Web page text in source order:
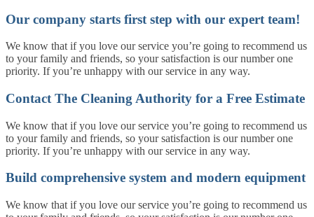
Our company starts first step with our expert team!
We know that if you love our service you’re going to recommend us
to your family and friends, so your satisfaction is our number one
priority. If you’re unhappy with our service in any way.
Contact The Cleaning Authority for a Free Estimate
We know that if you love our service you’re going to recommend us
to your family and friends, so your satisfaction is our number one
priority. If you’re unhappy with our service in any way.
Build comprehensive system and modern equipment
We know that if you love our service you’re going to recommend us